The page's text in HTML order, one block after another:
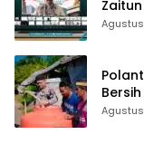
di